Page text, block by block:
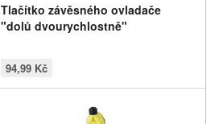
Tlačítko závěsného ovladače
"dolů dvourychlostně"
94,99 Kč